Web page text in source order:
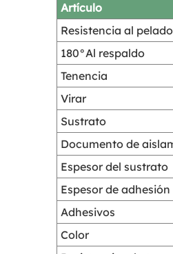
Artículo
Resistencia al
180°Al respaldo
Tenencia
Virar
Sustrato
Documento de
Espesor del sustrato
Espesor de adhesión
Adhesivos
Color